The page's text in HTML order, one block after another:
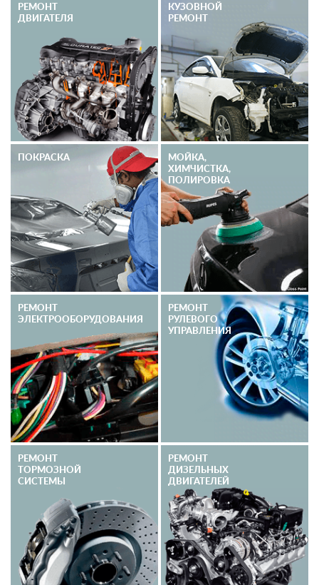
РЕМОНТ
ДВИГАТЕЛЯ
КУЗОВНОЙ
РЕМОНТ
ПОКРАСКА
МОЙКА,
ХИМЧИСТКА,
ПОЛИРОВКА
РЕМОНТ
ЭЛЕКТРО­ОБОРУДОВАНИЯ
РЕМОНТ
РУЛЕВОГО
УПРАВЛЕНИЯ
РЕМОНТ
ТОРМОЗНОЙ
СИСТЕМЫ
РЕМОНТ
ДИЗЕЛЬНЫХ
ДВИГАТЕЛЕЙ